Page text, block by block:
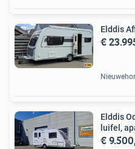
Elddis
€
Elddis
luifel,
€